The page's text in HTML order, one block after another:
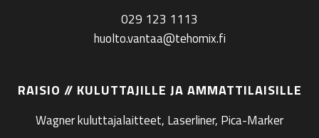
029 123 1113
huolto.vantaa@tehomix.fi
RAISIO // KULUTTAJILLE JA AMMATTILAISILLE
Wagner kuluttajalaitteet, Laserliner, Pica-Marker